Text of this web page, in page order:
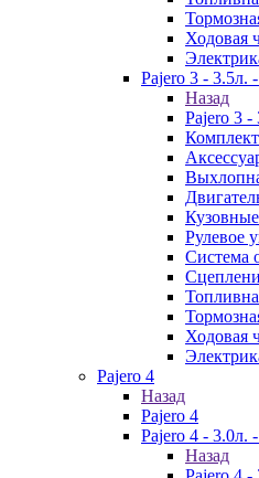
Ходовая
Pajero 3 - 3.5л.
Назад
Pajero 3 -
Рулевое
Система
Ходовая
Pajero 4
Назад
Pajero 4
Pajero 4 - 3.0л.
Назад